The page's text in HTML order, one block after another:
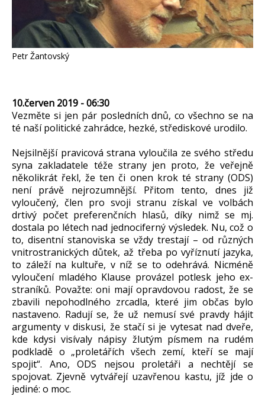
Petr Žantovský
10.červen 2019 - 06:30
Vezměte si jen pár posledních dnů, co všechno se na
té naší politické zahrádce, hezké, střediskové urodilo.
Nejsilnější pravicová strana vyloučila ze svého středu
syna zakladatele téže strany jen proto, že veřejně
několikrát řekl, že ten či onen krok té strany (ODS)
není právě nejrozumnější. Přitom tento, dnes již
vyloučený, člen pro svoji stranu získal ve volbách
drtivý počet preferenčních hlasů, díky nimž se mj.
dostala po létech nad jednociferný výsledek. Nu, což o
to, disentní stanoviska se vždy trestají – od různých
vnitrostranických důtek, až třeba po vyříznutí jazyka,
to záleží na kultuře, v níž se to odehrává. Nicméně
vyloučení mladého Klause provázel potlesk jeho ex-
straníků. Považte: oni mají opravdovou radost, že se
zbavili nepohodlného zrcadla, které jim občas bylo
nastaveno. Radují se, že už nemusí své pravdy hájit
argumenty v diskusi, že stačí si je vytesat nad dveře,
kde kdysi visívaly nápisy žlutým písmem na rudém
podkladě o „proletářích všech zemí, kteří se mají
spojit“. Ano, ODS nejsou proletáři a nechtějí se
spojovat. Zjevně vytvářejí uzavřenou kastu, jíž jde o
jediné: o moc.